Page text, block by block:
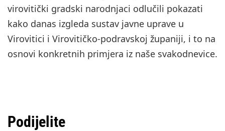
virovitički gradski narodnjaci odlučili pokazati
kako danas izgleda sustav javne uprave u
Virovitici i Virovitičko-podravskoj županiji, i to na
osnovi konkretnih primjera iz naše svakodnevice.
Podijelite